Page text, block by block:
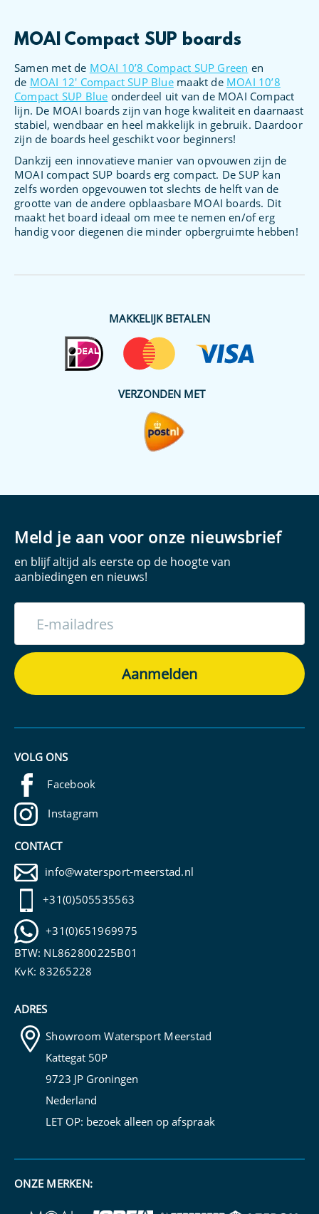
MOAI Compact SUP boards
Samen met de MOAI 10’8 Compact SUP Green en
de MOAI 12′ Compact SUP Bluemaakt de MOAI 10’8
Compact SUP Blue onderdeel uit van de MOAI Compact
lijn. De MOAI boards zijn van hoge kwaliteit en daarnaast
stabiel, wendbaar en heel makkelijk in gebruik. Daardoor
zijn de boards heel geschikt voor beginners!
Dankzij een innovatieve manier van opvouwen zijn de
MOAI compact SUP boards erg compact. De SUP kan
zelfs worden opgevouwen tot slechts de helft van de
grootte van de andere opblaasbare MOAI boards. Dit
maakt het board ideaal om mee te nemen en/of erg
handig voor diegenen die minder opbergruimte hebben!
MAKKELIJK BETALEN
VERZONDEN MET
Meld je aan voor onze nieuwsbrief
en blijf altijd als eerste op de hoogte van
aanbiedingen en nieuws!
VOLG ONS
Facebook
Instagram
CONTACT
info@watersport-meerstad.nl
+31(0)505535563
+31(0)651969975
BTW: NL862800225B01
KvK: 83265228
ADRES
Showroom Watersport Meerstad
Kattegat 50P
9723 JP Groningen
Nederland
LET OP: bezoek alleen op afspraak
ONZE MERKEN: